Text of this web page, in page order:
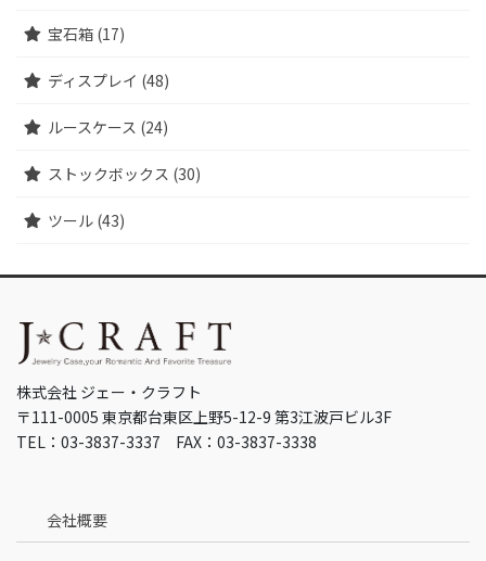
宝石箱 (17)
ディスプレイ (48)
ルースケース (24)
ストックボックス (30)
ツール (43)
株式会社 ジェー・クラフト
〒111-0005 東京都台東区上野5-12-9 第3江波戸ビル3F
TEL：03-3837-3337 FAX：03-3837-3338
会社概要